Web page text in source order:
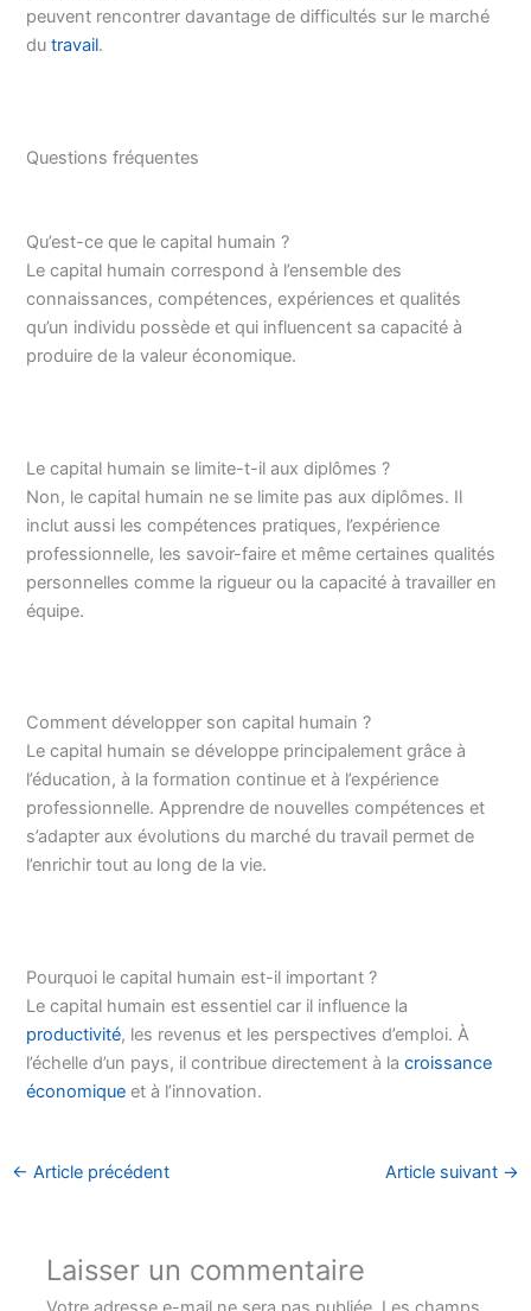
peuvent rencontrer davantage de difficultés sur le marché
dutravail.
Questions fréquentes
Qu’est-ce que le capital humain ?
Le capital humain correspond à l’ensemble des
connaissances, compétences, expériences et qualités
qu’un individu possède et qui influencent sa capacité à
produire de la valeur économique.
Le capital humain se limite-t-il aux diplômes ?
Non, le capital humain ne se limite pas aux diplômes. Il
inclut aussi les compétences pratiques, l’expérience
professionnelle, les savoir-faire et même certaines qualités
personnelles comme la rigueur ou la capacité à travailler en
équipe.
Comment développer son capital humain ?
Le capital humain se développe principalement grâce à
l’éducation, à la formation continue et à l’expérience
professionnelle. Apprendre de nouvelles compétences et
s’adapter aux évolutions du marché du travail permet de
l’enrichir tout au long de la vie.
Pourquoi le capital humain est-il important ?
Le capital humain est essentiel car il influence la
productivité, les revenus et les perspectives d’emploi. À
l’échelle d’un pays, il contribue directement à lacroissance
économique et à l’innovation.
← Article précédent Article suivant →
Laisser un commentaire